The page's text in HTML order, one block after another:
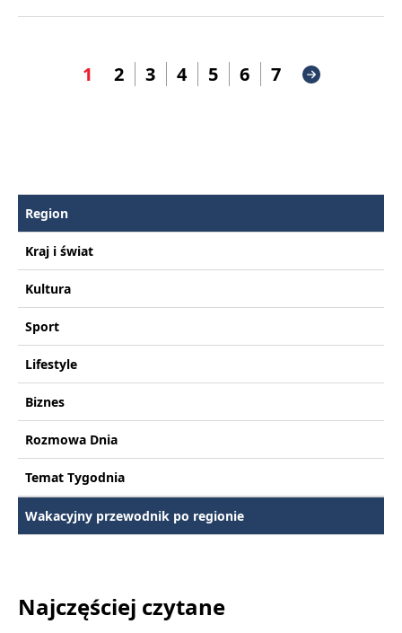
1 2 3 4 5 6 7
Region
Kraj i świat
Kultura
Sport
Lifestyle
Biznes
Rozmowa Dnia
Temat Tygodnia
Wakacyjny przewodnik po regionie
Najczęściej czytane